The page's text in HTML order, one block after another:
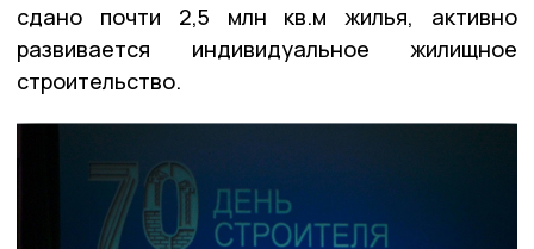
сдано почти 2,5 млн кв.м жилья, активно
развивается индивидуальное жилищное
строительство.